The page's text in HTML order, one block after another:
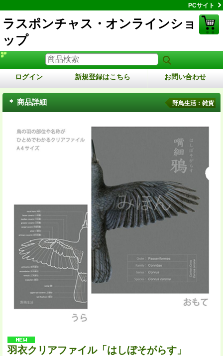
PCサイト
ラスポンチャス・オンラインショ
ップ
ログイン 新規登録はこちら お問い合わせ
＊ 商品詳細 野鳥生活：雑貨
羽衣クリアファイル「はしぼそがらす」